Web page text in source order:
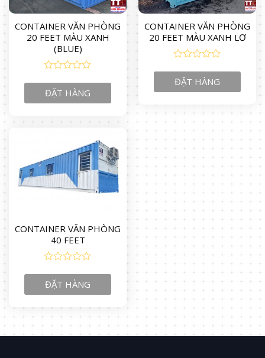
CONTAINER VĂN PHÒNG
20 FEET MÀU XANH
(BLUE)
out
of
ĐẶT HÀNG
CONTAINER VĂN PHÒNG
20 FEET MÀU XANH LƠ
out
of
ĐẶT HÀNG
CONTAINER VĂN PHÒNG
40 FEET
out
of
ĐẶT HÀNG